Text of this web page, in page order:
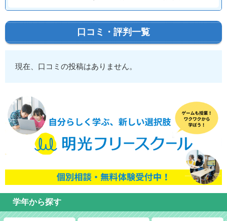
口コミ・評判一覧
現在、口コミの投稿はありません。
学年から探す